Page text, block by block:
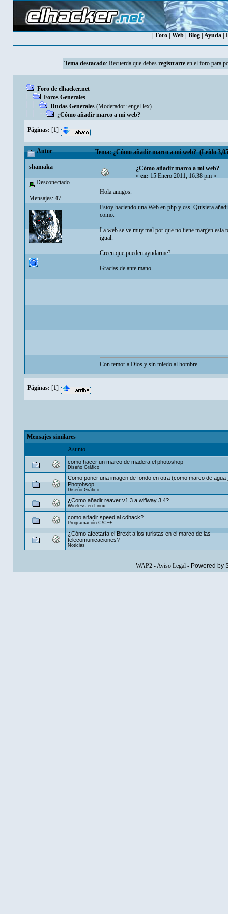
Foro| Web| Blog| Ayuda|
Tema destacado: Recuerda que debes registrarteen el foro para
Foro de elhacker.net
Foros Generales
Dudas Generales (Moderador: engel lex)
¿Cómo añadir marco a mi web?
Páginas: [1]
Autor Tema: ¿Cómo añadir marco a mi web? (Leído
shamaka
Desconectado
Mensajes: 47
¿Cómo añadir marco a mi web?
«en:15 Enero 2011, 16:38 pm »
Hola amigos.
Estoy haciendo una Web en php y css. Quisiera
como.
La web se ve muy mal por que no tiene margen esta
igual.
Creen que pueden ayudarme?
Gracias de ante mano.
Con temor a Dios y sin miedo al hombre
Páginas: [1]
Mensajes similares
Asunto
como hacer un marco de madera el photoshop
Diseño Gráfico
Como poner una imagen de fondo en otra (como marco de agua
Photohsop
Diseño Gráfico
¿Como añadir reaver v1.3 a wifiway 3.4?
Wireless en Linux
como añadir speed al cdhack?
Programación C/C++
¿Cómo afectaría el Brexit a los turistas en el marco de las
telecomunicaciones?
Noticias
WAP2-Aviso Legal- Powered by